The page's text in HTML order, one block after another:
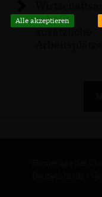
schafft
zusätzliche
Alle akzeptieren